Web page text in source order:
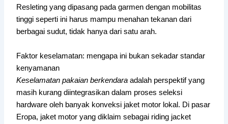
Resleting yang dipasang pada garmen dengan mobilitas
tinggi seperti ini harus mampu menahan tekanan dari
berbagai sudut, tidak hanya dari satu arah.
Faktor keselamatan: mengapa ini bukan sekadar standar
kenyamanan
Keselamatan pakaian berkendara adalah perspektif yang
masih kurang diintegrasikan dalam proses seleksi
hardware oleh banyak konveksi jaket motor lokal. Di pasar
Eropa, jaket motor yang diklaim sebagai riding jacket